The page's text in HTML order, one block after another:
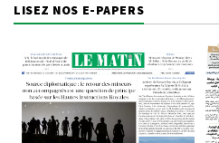
LISEZ NOS E-PAPERS